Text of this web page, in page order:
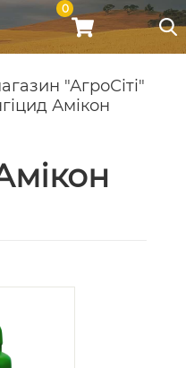
0
"АгроСіті"
Амікон